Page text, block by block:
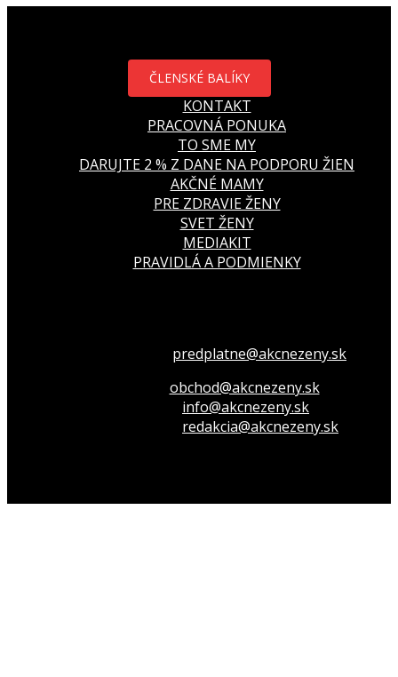
ČLENSKÉ BALÍKY
KONTAKT
PRACOVNÁ PONUKA
TO SME MY
DARUJTE 2 % Z DANE NA PODPORU ŽIEN
AKČNÉ MAMY
PRE ZDRAVIE ŽENY
SVET ŽENY
MEDIAKIT
PRAVIDLÁ A PODMIENKY
predplatne@akcnezeny.sk
obchod@akcnezeny.sk
info@akcnezeny.sk
redakcia@akcnezeny.sk